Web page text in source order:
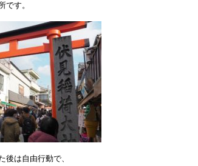
です。
後は自由行動で、